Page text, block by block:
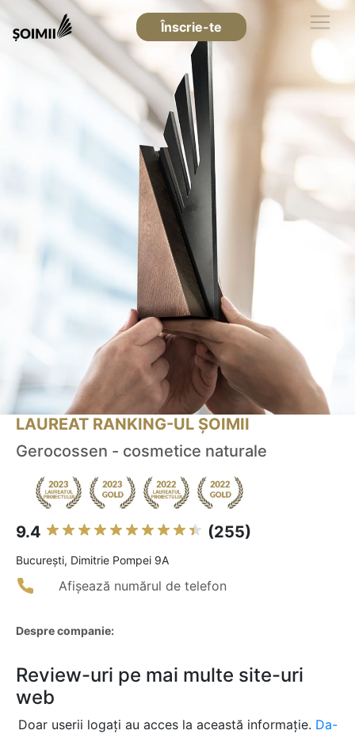
Înscrie-te
LAUREAT RANKING-UL ȘOIMII
Gerocossen - cosmetice naturale
9.4 (255)
Bucureşti, Dimitrie Pompei 9A
Afișează numărul de telefon
Despre companie:
Review-uri pe mai multe site-uri
web
Doar userii logați au acces la această informație. Da-